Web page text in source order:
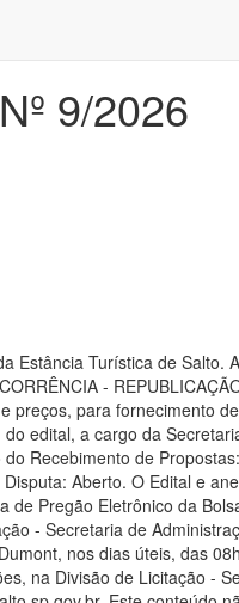
9/2026
Turística de Salto.
-
para fornecimento
edital, a cargo da
Recebimento de
Aberto. O Edital e
de Pregão Eletrônico da
- Secretaria de
nos dias úteis, das
na Divisão de Licitação -